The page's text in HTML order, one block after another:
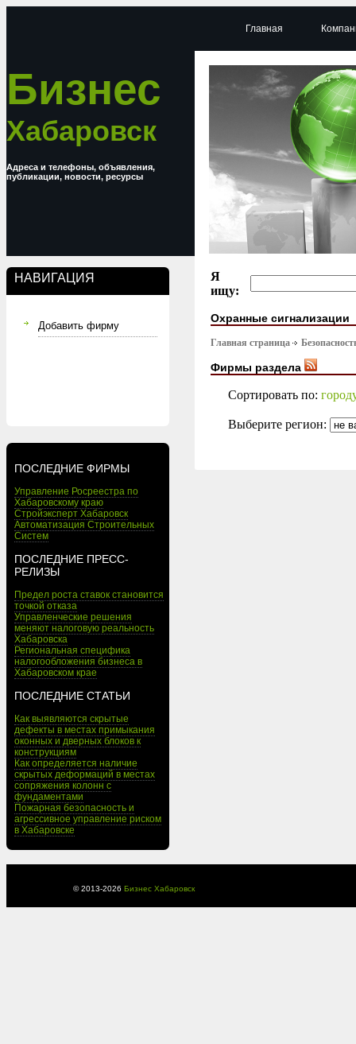
Бизнес
Хабаровск
Адреса и телефоны, объявления,
публикации, новости, ресурсы
НАВИГАЦИЯ
Добавить фирму
ПОСЛЕДНИЕ ФИРМЫ
Управление Росреестра по
Хабаровскому краю
Стройэксперт Хабаровск
Автоматизация Строительных
Систем
ПОСЛЕДНИЕ ПРЕСС-
РЕЛИЗЫ
Предел роста ставок становится
точкой отказа
Управленческие решения
меняют налоговую реальность
Хабаровска
Региональная специфика
налогообложения бизнеса в
Хабаровском крае
ПОСЛЕДНИЕ СТАТЬИ
Как выявляются скрытые
дефекты в местах примыкания
оконных и дверных блоков к
конструкциям
Как определяется наличие
скрытых деформаций в местах
сопряжения колонн с
фундаментами
Пожарная безопасность и
агрессивное управление риском
в Хабаровске
Главная
Я
ищу:
Охранные сигнализации
Главная страница
Фирмы раздела
Сортировать по:
Выберите регион:
© 2013-2026 Бизнес Хабаровск